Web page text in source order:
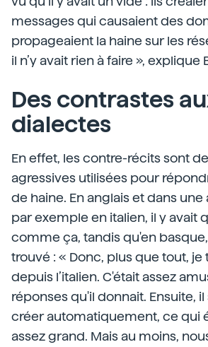
messages qui causaient des
propageaient la haine sur les
il n’y avait rien à faire », explique
Des contrastes
dialectes
En effet, les contre-récits sont
agressives utilisées pour
de haine. En anglais et dans une
par exemple en italien, il y avait
comme ça, tandis qu'en
trouvé : « Donc, plus que tout, je
depuis l’italien. C'était assez
réponses qu'il donnait. Ensuite, il
créer automatiquement, ce qui
assez grand. Mais au moins,